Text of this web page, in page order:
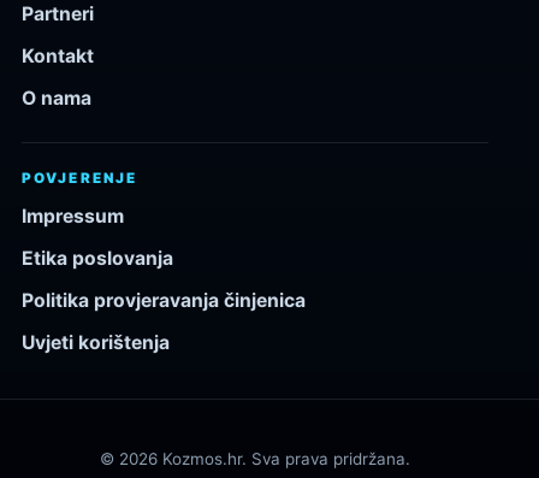
Partneri
Kontakt
O nama
POVJERENJE
Impressum
Etika poslovanja
Politika provjeravanja činjenica
Uvjeti korištenja
© 2026 Kozmos.hr. Sva prava pridržana.